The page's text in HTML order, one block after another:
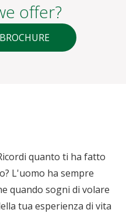
offer?
quanto ti ha fatto
L'uomo ha sempre
quando sogni di volare
tua esperienza di vita